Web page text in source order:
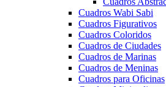
Cuadros Wabi Sabi
Cuadros Figurativos
Cuadros Coloridos
Cuadros de Ciudades
Cuadros de Marinas
Cuadros de Meninas
Cuadros para Oficinas